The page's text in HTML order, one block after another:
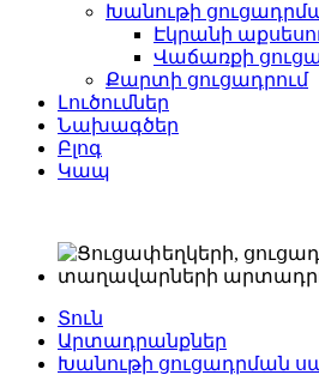
Խանութի
Էկրանի
Վաճառքի
Քարտի ցուցադրում
Լուծումներ
Նախագծեր
Բլոգ
Կապ
Տուն
Արտադրանքներ
Խանութի ցուցադրման